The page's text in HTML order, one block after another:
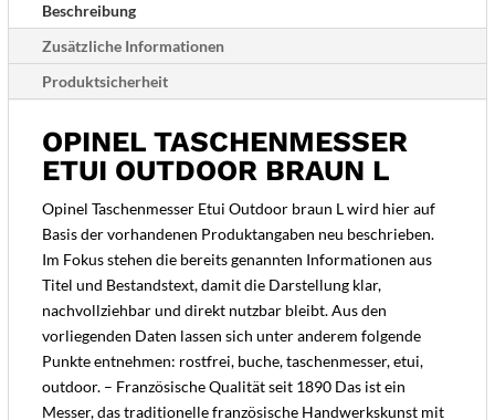
Beschreibung
Zusätzliche Informationen
Produktsicherheit
OPINEL TASCHENMESSER
ETUI OUTDOOR BRAUN L
Opinel Taschenmesser Etui Outdoor braun L wird hier auf
Basis der vorhandenen Produktangaben neu beschrieben.
Im Fokus stehen die bereits genannten Informationen aus
Titel und Bestandstext, damit die Darstellung klar,
nachvollziehbar und direkt nutzbar bleibt. Aus den
vorliegenden Daten lassen sich unter anderem folgende
Punkte entnehmen: rostfrei, buche, taschenmesser, etui,
outdoor. – Französische Qualität seit 1890 Das ist ein
Messer, das traditionelle französische Handwerkskunst mit